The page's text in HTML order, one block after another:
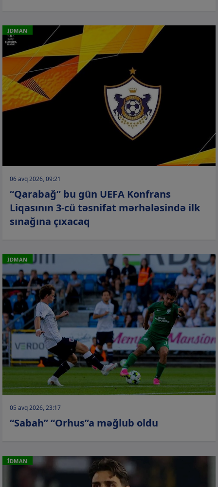
İDMAN
06 avq 2026, 09:21
“Qarabağ” bu gün UEFA Konfrans
Liqasının 3-cü təsnifat mərhələsində ilk
sınağına çıxacaq
İDMAN
05 avq 2026, 23:17
“Sabah” “Orhus”a məğlub oldu
İDMAN